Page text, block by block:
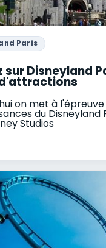
Paris
sur Disneyland
on met à l'épreuve
du Disneyland
Studios